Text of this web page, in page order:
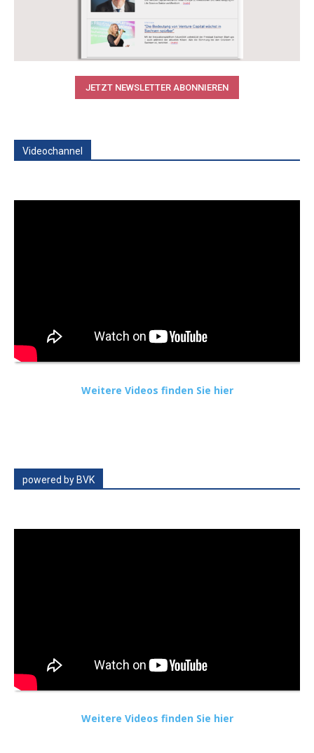
JETZT NEWSLETTER ABONNIEREN
Videochannel
Weitere Videos finden Sie hier
powered by BVK
Weitere Videos finden Sie hier